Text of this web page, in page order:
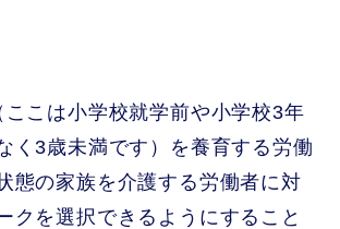
こは小学校就学前や小学校3年
く3歳未満です）を養育する労働
態の家族を介護する労働者に対
クを選択できるようにすること